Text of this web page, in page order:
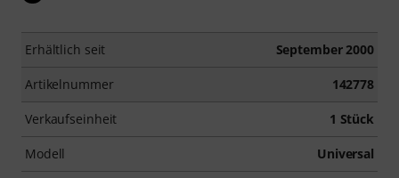
Erhältlich seit September 2000
Artikelnummer 142778
Verkaufseinheit 1 Stück
Modell Universal